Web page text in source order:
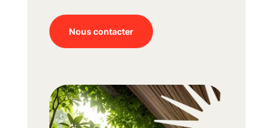
Nous contacter